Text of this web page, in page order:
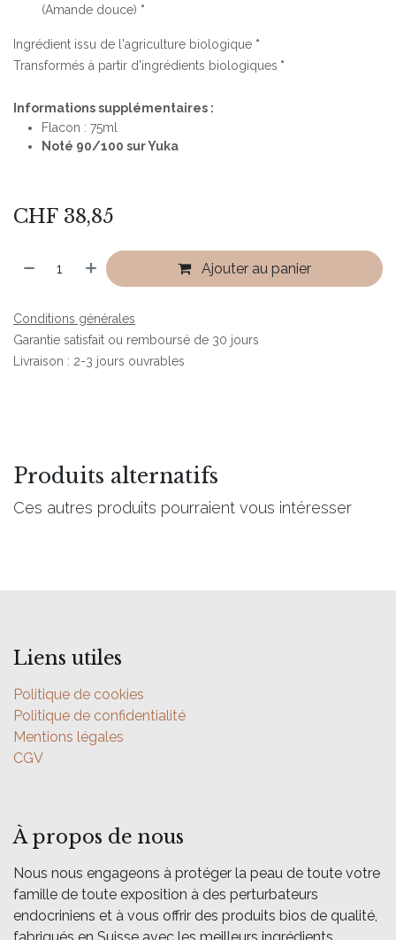
(Amande douce) *
Ingrédient issu de l'agriculture biologique *
Transformés à partir d'ingrédients biologiques *
Informations supplémentaires :
Flacon : 75ml
Noté 90/100 sur Yuka
CHF 38,85
Ajouter au panier
Conditions générales
Garantie satisfait ou remboursé de 30 jours
Livraison : 2-3 jours ouvrables
Produits alternatifs
Ces autres produits pourraient vous intéresser
Liens utiles
Politique de cookies
Politique de confidentialité
Mentions légales
CGV
À propos de nous
Nous nous engageons à protéger la peau de toute votre
famille de toute exposition à des perturbateurs
endocriniens et à vous offrir des produits bios de qualité,